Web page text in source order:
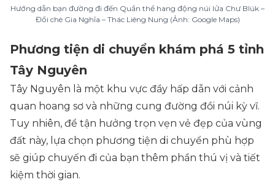
Hướng dẫn bạn đường đi đến Quần thể hang động núi lửa Chư Blúk –
Đồi chè Gia Nghĩa – Thác Liêng Nung (Ảnh: Google Maps)
Phương tiện di chuyển khám phá 5 tỉnh
Tây Nguyên
Tây Nguyên là một khu vực đầy hấp dẫn với cảnh
quan hoang sơ và những cung đường đồi núi kỳ vĩ.
Tuy nhiên, để tận hưởng trọn vẹn vẻ đẹp của vùng
đất này, lựa chọn phương tiện di chuyển phù hợp
sẽ giúp chuyến đi của bạn thêm phần thú vị và tiết
kiệm thời gian.